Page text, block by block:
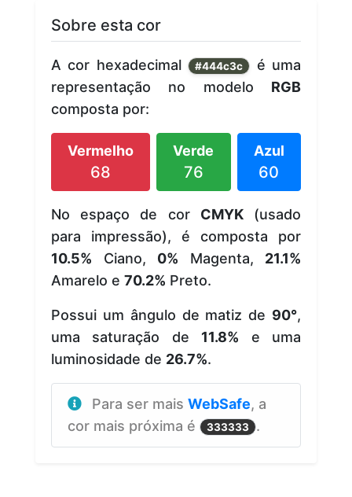
Sobre esta cor
A cor hexadecimal #444c3c
é uma
representação no modelo RGB
composta por:
Vermelho
68
Verde
76
Azul
60
No espaço de cor CMYK(usado
para impressão), é composta por
10.5% Ciano, 0% Magenta, 21.1%
Amarelo e 70.2% Preto.
Possui um ângulo de matiz de 90°,
uma saturação de 11.8% e uma
luminosidade de 26.7%.
Para ser mais WebSafe, a
cor mais próxima é
333333 .